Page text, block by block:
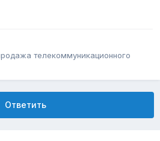
телекоммуникационного
Ответить